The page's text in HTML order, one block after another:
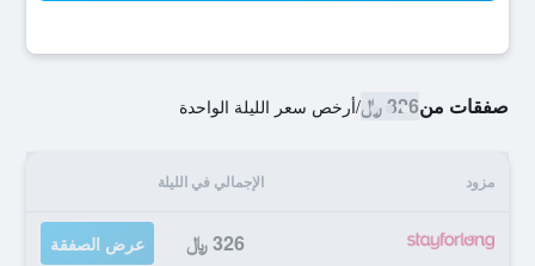
صفقات من326 ﷼ /أرخص سعر الليلة الواحدة
مزود الإجمالي في الليلة
326 ﷼ عرض الصفقة